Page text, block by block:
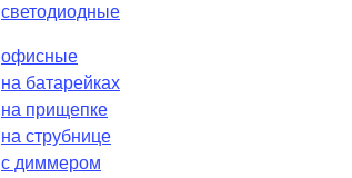
светодиодные
офисные
на батарейках
на прищепке
на струбнице
с диммером